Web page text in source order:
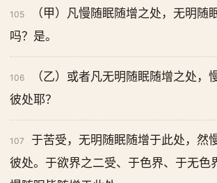
105
（甲）凡慢随眠随增之处，无明随
吗？是。
106
（乙）或者凡无明随眠随增之处，
彼处耶？
107
于苦受，无明随眠随增于此处，然
彼处。于欲界之二受、于色界、于无色